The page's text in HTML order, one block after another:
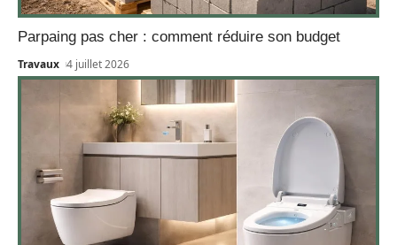
Parpaing pas cher : comment réduire son budget
Travaux 4 juillet 2026